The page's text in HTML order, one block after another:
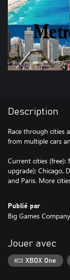
Description
Race through cities
from multiple cars
Current cities (free):
upgrade): Chicago,
and Paris. More
Publié par
Big Games Company
Jouer avec
XBOX One